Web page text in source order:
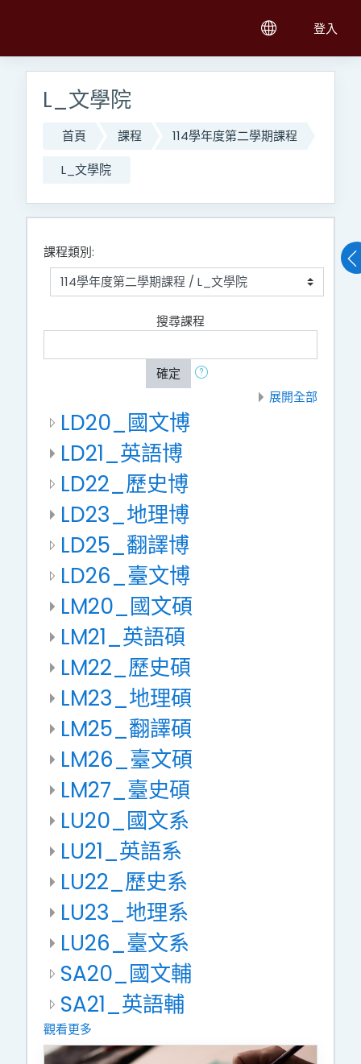
登入
L_文學院
首頁 課程
114學年度第二學期課程
L_文學院
課程類別:
搜尋課程
確定
展開全部
LD20_國文博
LD21_英語博
LD22_歷史博
LD23_地理博
LD25_翻譯博
LD26_臺文博
LM20_國文碩
LM21_英語碩
LM22_歷史碩
LM23_地理碩
LM25_翻譯碩
LM26_臺文碩
LM27_臺史碩
LU20_國文系
LU21_英語系
LU22_歷史系
LU23_地理系
LU26_臺文系
SA20_國文輔
SA21_英語輔
觀看更多